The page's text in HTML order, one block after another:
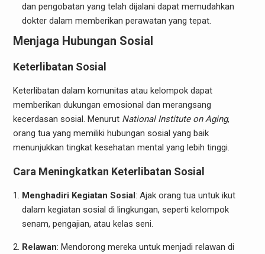
dan pengobatan yang telah dijalani dapat memudahkan
dokter dalam memberikan perawatan yang tepat.
Menjaga Hubungan Sosial
Keterlibatan Sosial
Keterlibatan dalam komunitas atau kelompok dapat
memberikan dukungan emosional dan merangsang
kecerdasan sosial. Menurut National Institute on Aging,
orang tua yang memiliki hubungan sosial yang baik
menunjukkan tingkat kesehatan mental yang lebih tinggi.
Cara Meningkatkan Keterlibatan Sosial
Menghadiri Kegiatan Sosial: Ajak orang tua untuk ikut
dalam kegiatan sosial di lingkungan, seperti kelompok
senam, pengajian, atau kelas seni.
Relawan: Mendorong mereka untuk menjadi relawan di